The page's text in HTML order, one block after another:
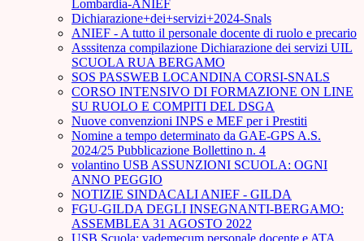
Lombardia-ANIEF
Dichiarazione+dei+servizi+2024-Snals
ANIEF - A tutto il personale docente di ruolo e precario
Asssitenza compilazione Dichiarazione dei servizi UIL
SCUOLA RUA BERGAMO
SOS PASSWEB LOCANDINA CORSI-SNALS
CORSO INTENSIVO DI FORMAZIONE ON LINE
SU RUOLO E COMPITI DEL DSGA
Nuove convenzioni INPS e MEF per i Prestiti
Nomine a tempo determinato da GAE-GPS A.S.
2024/25 Pubblicazione Bollettino n. 4
volantino USB ASSUNZIONI SCUOLA: OGNI
ANNO PEGGIO
NOTIZIE SINDACALI ANIEF - GILDA
FGU-GILDA DEGLI INSEGNANTI-BERGAMO:
ASSEMBLEA 31 AGOSTO 2022